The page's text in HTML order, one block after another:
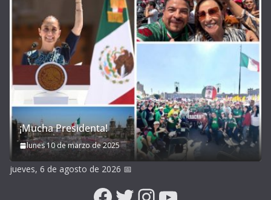
¡Mucha Presidenta!
lunes 10 de marzo de 2025
jueves, 6 de agosto de 2026 📅